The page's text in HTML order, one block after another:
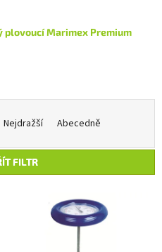
plovoucí Marimex Premium
Nejdražší Abecedně
FILTR